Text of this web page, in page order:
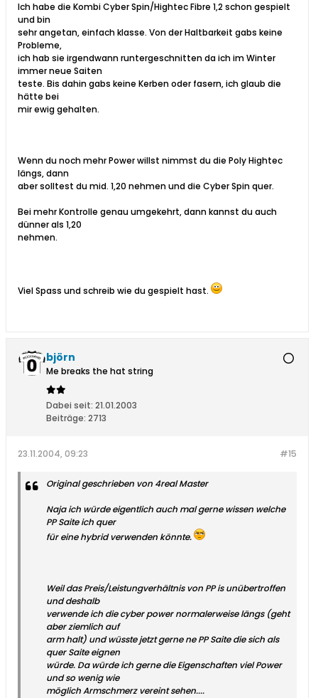
Ich habe die Kombi Cyber Spin/Hightec Fibre 1,2 schon gespielt
und bin
sehr angetan, einfach klasse. Von der Haltbarkeit gabs keine
Probleme,
ich hab sie irgendwann runtergeschnitten da ich im Winter
immer neue Saiten
teste. Bis dahin gabs keine Kerben oder fasern, ich glaub die
hätte bei
mir ewig gehalten.
Wenn du noch mehr Power willst nimmst du die Poly Hightec
längs, dann
aber solltest du mid. 1,20 nehmen und die Cyber Spin quer.
Bei mehr Kontrolle genau umgekehrt, dann kannst du auch
dünner als 1,20
nehmen.
Viel Spass und schreib wie du gespielt hast.
björn
Me breaks the hat string
Dabei seit: 21.01.2003
Beiträge: 2713
#15
23.11.2004, 09:23
Original geschrieben von 4real Master
Naja ich würde eigentlich auch mal gerne wissen welche
PP Saite ich quer
für eine hybrid verwenden könnte.
Weil das Preis/Leistungverhältnis von PP is unübertroffen
und deshalb
verwende ich die cyber power normalerweise längs (geht
aber ziemlich auf
arm halt) und wüsste jetzt gerne ne PP Saite die sich als
quer Saite eignen
würde. Da würde ich gerne die Eigenschaften viel Power
und so wenig wie
möglich Armschmerz vereint sehen....